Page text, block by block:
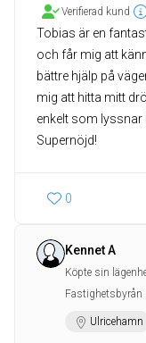
Verifierad kund
Tobias är en
och får mig att
bättre hjälp på
mig att hitta mitt
enkelt som lyssnar
0
Kennet A
Köpte sin
Fastighetsbyrån
Ulricehamn